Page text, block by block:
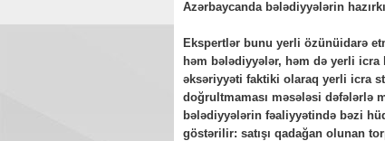
Azərbaycanda bələdiyyələrin
Ekspertlər bunu yerli özünüidarə
həm bələdiyyələr, həm də yerli
əksəriyyəti faktiki olaraq yerli icra
doğrultmaması məsələsi dəfələrlə
bələdiyyələrin fəaliyyətində bəzi
göstərilir: satışı qadağan olunan